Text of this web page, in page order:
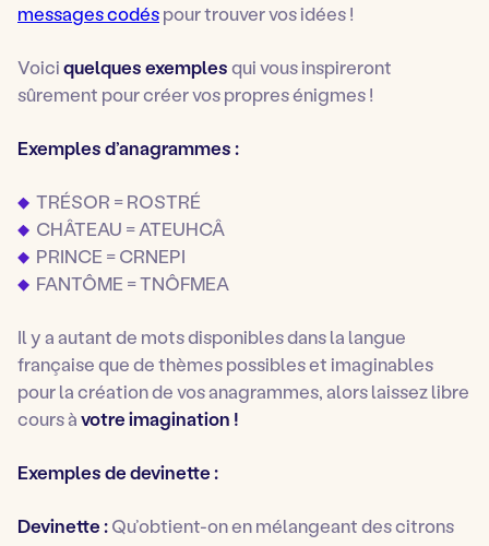
messages codéspour trouver vos idées !
Voiciquelques exemplesqui vous inspireront
sûrement pour créer vos propres énigmes !
Exemples d’anagrammes :
TRÉSOR = ROSTRÉ
CHÂTEAU = ATEUHCÂ
PRINCE = CRNEPI
FANTÔME = TNÔFMEA
Il y a autant de mots disponibles dans la langue
française que de thèmes possibles et imaginables
pour la création de vos anagrammes, alors laissez libre
cours àvotre imagination !
Exemples de devinette :
Devinette:Qu’obtient-on en mélangeant des citrons